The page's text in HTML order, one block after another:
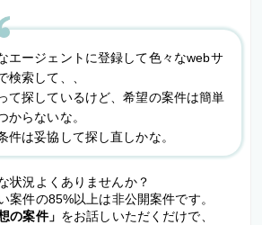
エージェントに登録して色々なwebサ
検索して、、
て探しているけど、希望の案件は簡単
からないな。
件は妥協して探し直しかな。
状況よくありませんか？
案件の85%以上は非公開案件です。
の案件」 をお話しいただくだけで、